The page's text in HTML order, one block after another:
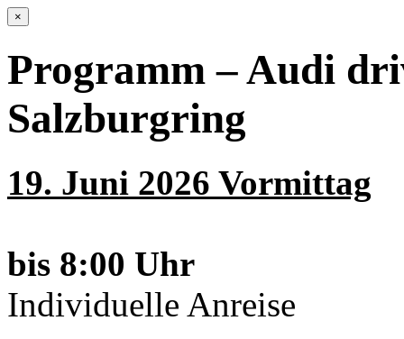
×
Programm – Audi
Salzburgring
19. Juni 2026 Vormittag
bis 8:00 Uhr
Individuelle Anreise